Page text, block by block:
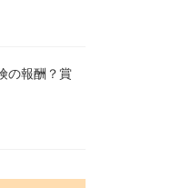
の報酬？賞